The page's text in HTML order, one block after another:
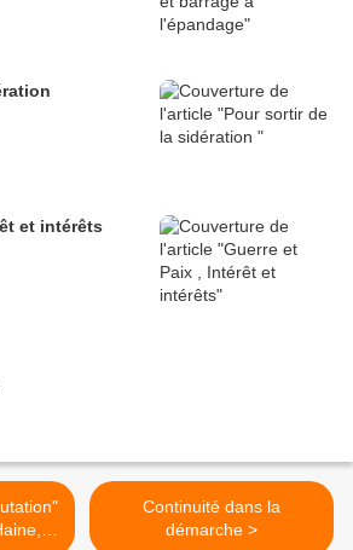
et intérêts
Continuité dans la
démarche >